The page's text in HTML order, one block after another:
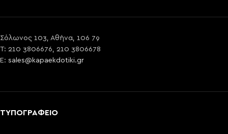
Σόλωνος 103, Αθήνα, 106 79
T: 210 3806676, 210 3806678
E: sales@kapaekdotiki.gr
ΤΥΠΟΓΡΑΦΕΙΟ